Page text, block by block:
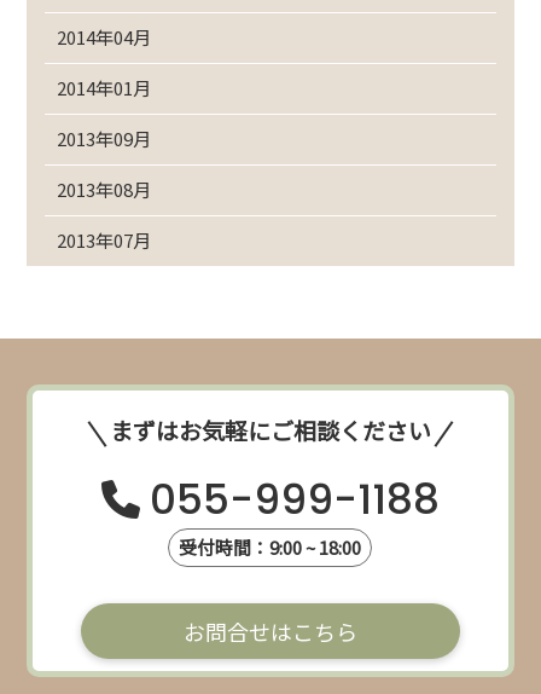
2014年04月
2014年01月
2013年09月
2013年08月
2013年07月
まずはお気軽にご相談ください
055-999-1188
受付時間：9:00 ~ 18:00
お問合せはこちら